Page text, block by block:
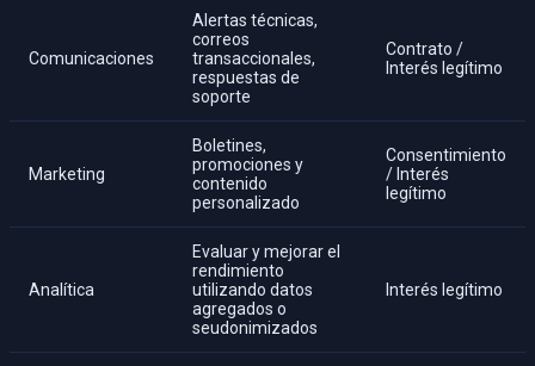
Comunicaciones
Alertas técnicas,
correos
transaccionales,
respuestas de
soporte
Contrato /
Interés legítimo
Marketing
Boletines,
promociones y
contenido
personalizado
Consentimiento
/ Interés
legítimo
Analítica
Evaluar y mejorar el
rendimiento
utilizando datos
agregados o
seudonimizados
Interés legítimo